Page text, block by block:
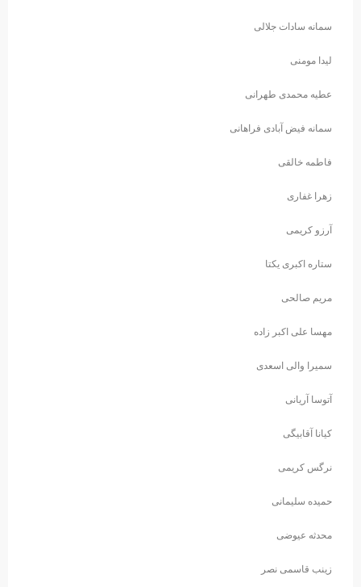
سمانه سادات جلالی
لیدا مومنی
عطیه محمدی طهرانی
سمانه فیض آبادی فراهانی
فاطمه خالقی
زهرا غفاری
آرزو کریمی
ستاره اکبری یکتا
مریم صالحی
مهسا علی اکبر زاده
سمیرا والی اسعدی
آتوسا آریانی
کیانا آقابیگی
نرگس کریمی
حمیده سلیمانی
محدثه عیوضی
زینب قاسمی نصر